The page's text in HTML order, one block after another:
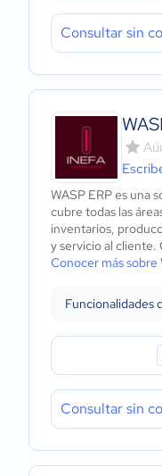
Consultar sin
WASP ERP es una
cubre todas las
inventarios,
y servicio al cliente.
Conocer más sobre
Funcionalidades
Consultar sin